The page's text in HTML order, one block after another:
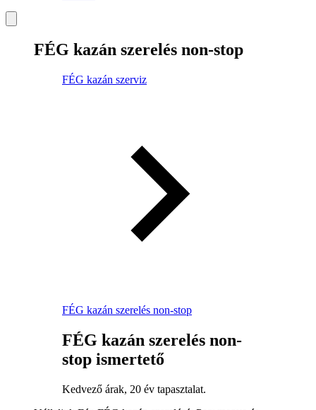
FÉG kazán szerelés non-stop
FÉG kazán szerviz
FÉG kazán szerelés non-stop
FÉG kazán szerelés non-
stop ismertető
Kedvező árak, 20 év tapasztalat.